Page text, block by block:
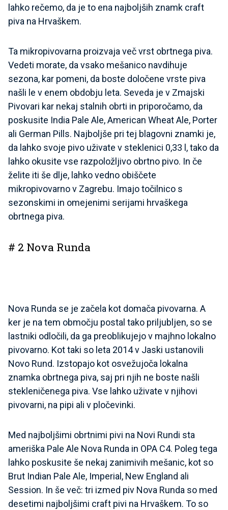
lahko rečemo, da je to ena najboljših znamk craft
piva na Hrvaškem.
Ta mikropivovarna proizvaja več vrst obrtnega piva.
Vedeti morate, da vsako mešanico navdihuje
sezona, kar pomeni, da boste določene vrste piva
našli le v enem obdobju leta. Seveda je v Zmajski
Pivovari kar nekaj stalnih obrti in priporočamo, da
poskusite India Pale Ale, American Wheat Ale, Porter
ali German Pills. Najboljše pri tej blagovni znamki je,
da lahko svoje pivo uživate v steklenici 0,33 l, tako da
lahko okusite vse razpoložljivo obrtno pivo. In če
želite iti še dlje, lahko vedno obiščete
mikropivovarno v Zagrebu. Imajo točilnico s
sezonskimi in omejenimi serijami hrvaškega
obrtnega piva.
# 2 Nova Runda
Nova Runda se je začela kot domača pivovarna. A
ker je na tem območju postal tako priljubljen, so se
lastniki odločili, da ga preoblikujejo v majhno lokalno
pivovarno. Kot taki so leta 2014 v Jaski ustanovili
Novo Rund. Izstopajo kot osvežujoča lokalna
znamka obrtnega piva, saj pri njih ne boste našli
stekleničenega piva. Vse lahko uživate v njihovi
pivovarni, na pipi ali v pločevinki.
Med najboljšimi obrtnimi pivi na Novi Rundi sta
ameriška Pale Ale Nova Runda in OPA C4. Poleg tega
lahko poskusite še nekaj zanimivih mešanic, kot so
Brut Indian Pale Ale, Imperial, New England ali
Session. In še več: tri izmed piv Nova Runda so med
desetimi najboljšimi craft pivi na Hrvaškem. To so